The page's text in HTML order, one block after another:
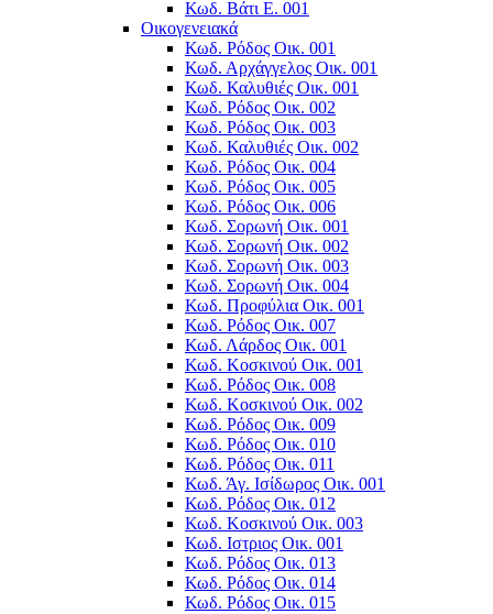
Κωδ. Βάτι Ε. 001
Οικογενειακά
Κωδ. Ρόδος Οικ. 001
Κωδ. Αρχάγγελος Οικ. 001
Κωδ. Καλυθιές Οικ. 001
Κωδ. Ρόδος Οικ. 002
Κωδ. Ρόδος Οικ. 003
Κωδ. Καλυθιές Οικ. 002
Κωδ. Ρόδος Οικ. 004
Κωδ. Ρόδος Οικ. 005
Κωδ. Ρόδος Οικ. 006
Κωδ. Σορωνή Οικ. 001
Κωδ. Σορωνή Οικ. 002
Κωδ. Σορωνή Οικ. 003
Κωδ. Σορωνή Οικ. 004
Κωδ. Προφύλια Οικ. 001
Κωδ. Ρόδος Οικ. 007
Κωδ. Λάρδος Οικ. 001
Κωδ. Κοσκινού Οικ. 001
Κωδ. Ρόδος Οικ. 008
Κωδ. Κοσκινού Οικ. 002
Κωδ. Ρόδος Οικ. 009
Κωδ. Ρόδος Οικ. 010
Κωδ. Ρόδος Οικ. 011
Κωδ. Άγ. Ισίδωρος Οικ. 001
Κωδ. Ρόδος Οικ. 012
Κωδ. Κοσκινού Οικ. 003
Κωδ. Ιστριος Οικ. 001
Κωδ. Ρόδος Οικ. 013
Κωδ. Ρόδος Οικ. 014
Κωδ. Ρόδος Οικ. 015